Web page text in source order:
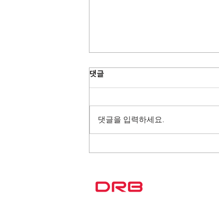
댓글
댓글을 입력하세요.